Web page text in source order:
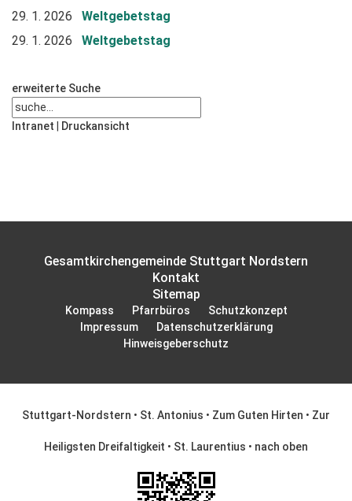
29. 1. 2026 Weltgebetstag
29. 1. 2026 Weltgebetstag
erweiterte Suche
Intranet Druckansicht
Gesamtkirchengemeinde Stuttgart Nordstern
Kontakt
Sitemap
Kompass Pfarrbüros
Schutzkonzept
Impressum
Datenschutzerklärung
Hinweisgeberschutz
Stuttgart-Nordstern • St. Antonius • Zum Guten Hirten • Zur
Heiligsten Dreifaltigkeit • St. Laurentius • nach oben